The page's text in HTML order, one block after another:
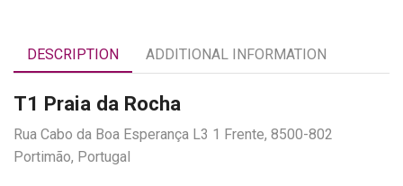
DESCRIPTION ADDITIONAL INFORMATION
T1 Praia da Rocha
Rua Cabo da Boa Esperança L3 1 Frente, 8500-802
Portimão, Portugal